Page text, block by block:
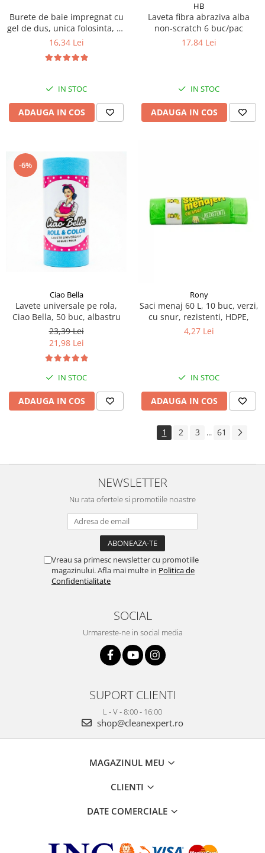
Burete de baie impregnat cu
gel de dus, unica folosinta, 24
buc/ pachet
16,34 Lei
IN STOC
ADAUGA IN COS
HB
Laveta fibra abraziva alba
non-scratch 6 buc/pac
17,84 Lei
IN STOC
ADAUGA IN COS
-6%
Ciao Bella
Lavete universale pe rola,
Ciao Bella, 50 buc, albastru
23,39 Lei
21,98 Lei
IN STOC
ADAUGA IN COS
Rony
Saci menaj 60 L, 10 buc, verzi,
cu snur, rezistenti, HDPE,
4,27 Lei
IN STOC
ADAUGA IN COS
1 2 3 ... 61
NEWSLETTER
Nu rata ofertele si promotiile noastre
Vreau sa primesc newsletter cu promotiile
magazinului. Afla mai multe in Politica de
Confidentialitate
SOCIAL
Urmareste-ne in social media
SUPORT CLIENTI
L - V - 8:00 - 16:00
shop@cleanexpert.ro
MAGAZINUL MEU
CLIENTI
DATE COMERCIALE